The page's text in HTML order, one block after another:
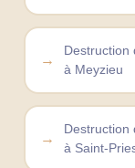
Destruction
à Meyzieu
Destruction
à Saint-